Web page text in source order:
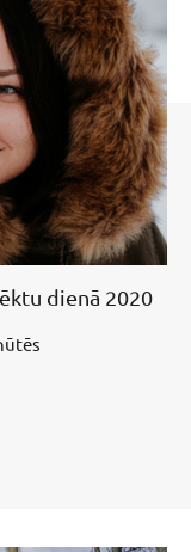
dienā 2020